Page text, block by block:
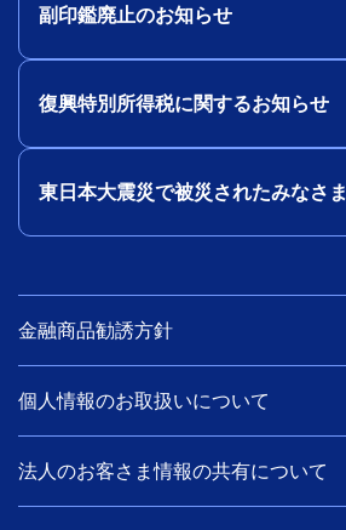
副印鑑廃止のお知らせ
復興特別所得税に関するお知らせ
東日本大震災で被災されたみなさ
金融商品勧誘方針
個人情報のお取扱いについて
法人のお客さま情報の共有について